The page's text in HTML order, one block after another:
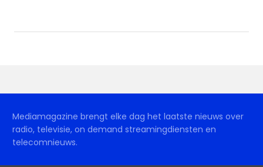
Mediamagazine brengt elke dag het laatste nieuws over
radio, televisie, on demand streamingdiensten en
telecomnieuws.